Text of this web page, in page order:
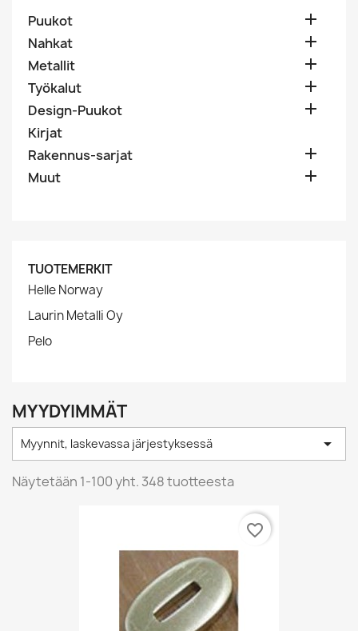
Puukot 
Nahkat 
Metallit 
Työkalut 
Design-Puukot 
Kirjat
Rakennus-sarjat

Muut 
TUOTEMERKIT
Helle Norway
Laurin Metalli Oy
Pelo
MYYDYIMMÄT
Myynnit, laskevassa järjestyksessä 
Näytetään 1-100 yht. 348 tuotteesta
favorite_border